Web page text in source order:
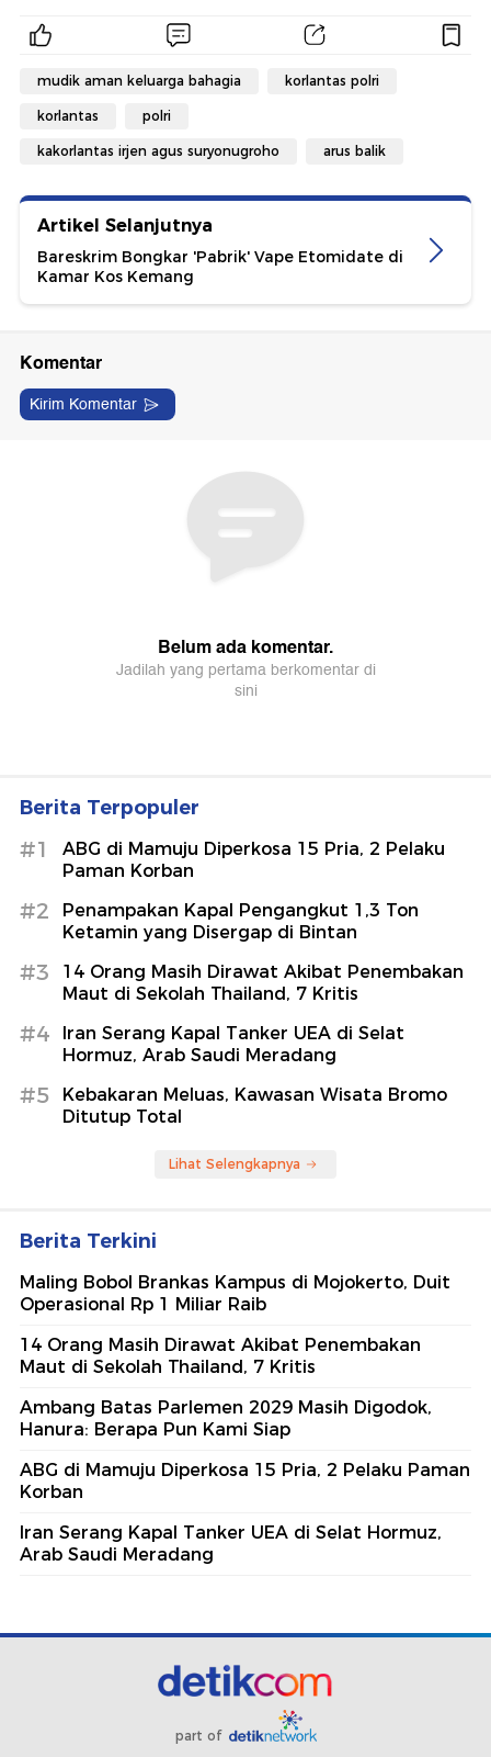
mudik aman keluarga bahagia korlantas polri
korlantas polri
kakorlantas irjen agus suryonugroho arus balik
Artikel Selanjutnya
Bareskrim Bongkar 'Pabrik' Vape Etomidate di
Kamar Kos Kemang
Berita Terpopuler
#1
ABG di Mamuju Diperkosa 15 Pria, 2 Pelaku
Paman Korban
#2
Penampakan Kapal Pengangkut 1,3 Ton
Ketamin yang Disergap di Bintan
#3
14 Orang Masih Dirawat Akibat Penembakan
Maut di Sekolah Thailand, 7 Kritis
#4
Iran Serang Kapal Tanker UEA di Selat
Hormuz, Arab Saudi Meradang
#5
Kebakaran Meluas, Kawasan Wisata Bromo
Ditutup Total
Lihat Selengkapnya
Berita Terkini
Maling Bobol Brankas Kampus di Mojokerto, Duit
Operasional Rp 1 Miliar Raib
14 Orang Masih Dirawat Akibat Penembakan
Maut di Sekolah Thailand, 7 Kritis
Ambang Batas Parlemen 2029 Masih Digodok,
Hanura: Berapa Pun Kami Siap
ABG di Mamuju Diperkosa 15 Pria, 2 Pelaku Paman
Korban
Iran Serang Kapal Tanker UEA di Selat Hormuz,
Arab Saudi Meradang
part of